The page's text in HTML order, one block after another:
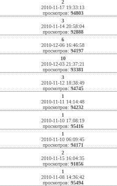
2
2010-11-17 19:33:13
просмотров: 94803
3
2010-11-14 20:58:04
просмотров: 92888
6
2010-12-06 16:46:58
просмотров: 94197
10
2010-12-03 21:37:21
просмотров: 93381
3
2010-11-12 18:38:49
просмотров: 94745
1
2010-11-11 14:14:48
просмотров: 94232
1
2010-11-10 17:08:19
просмотров: 95416
1
2010-11-10 06:09:45
просмотров: 94171
2
2010-11-15 16:04:35
просмотров: 91856
1
2010-11-08 14:36:42
просмотров: 95494